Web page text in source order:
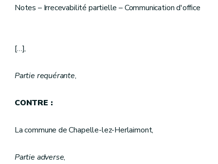
Notes – Irrecevabilité partielle – Communication d'office
[…],
Partie requérante,
CONTRE :
La commune de Chapelle-lez-Herlaimont,
Partie adverse,